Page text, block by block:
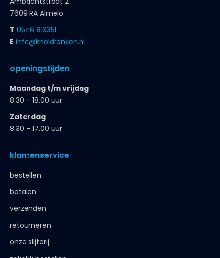
7609 RA Almelo
T 0546 813351
E info@knoldranken.nl
openingstijden
Maandag t/m vrijdag
8.30 – 18.00 uur
Zaterdag
8.30 – 17.00 uur
klantenservice
bestellen
betalen
verzenden
retourneren
onze slijterij